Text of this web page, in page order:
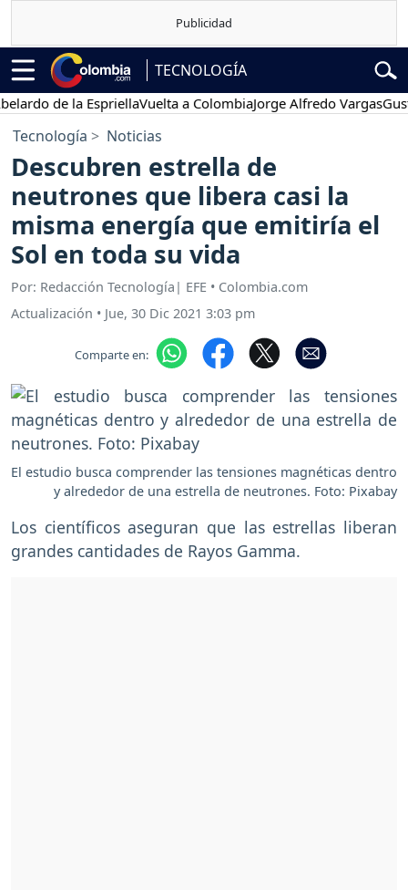
TECNOLOGÍA
de la EspriellaVuelta a ColombiaJorge Alfredo VargasGustavo
Tecnología Noticias
Descubren estrella de
neutrones que libera casi la
misma energía que emitiría el
Sol en toda su vida
Por: Redacción Tecnología| EFE • Colombia.com
Actualización • Jue, 30 Dic 2021 3:03 pm
Comparte en:
El estudio busca comprender las tensiones magnéticas dentro
y alrededor de una estrella de neutrones. Foto: Pixabay
Los científicos aseguran que las estrellas liberan
grandes cantidades de Rayos Gamma.